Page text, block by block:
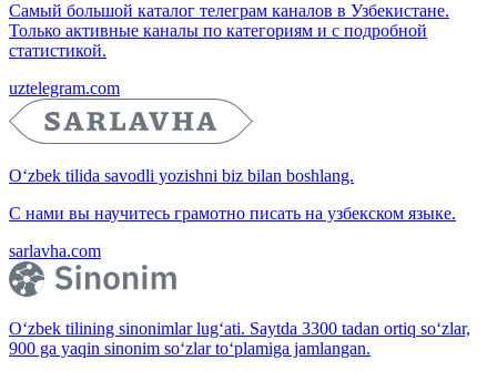
Самый большой каталог телеграм каналов в Узбекистане.
Только активные каналы по категориям и с подробной
статистикой.
uztelegram.com
O‘zbek tilida savodli yozishni biz bilan boshlang.
С нами вы научитесь грамотно писать на узбекском языке.
sarlavha.com
O‘zbek tilining sinonimlar lug‘ati. Saytda 3300 tadan ortiq so‘zlar,
900 ga yaqin sinonim so‘zlar to‘plamiga jamlangan.